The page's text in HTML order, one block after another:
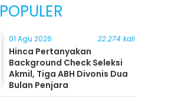
POPULER
01 Agu 2026 22.274 kali
Hinca Pertanyakan
Background Check Seleksi
Akmil, Tiga ABH Divonis Dua
Bulan Penjara